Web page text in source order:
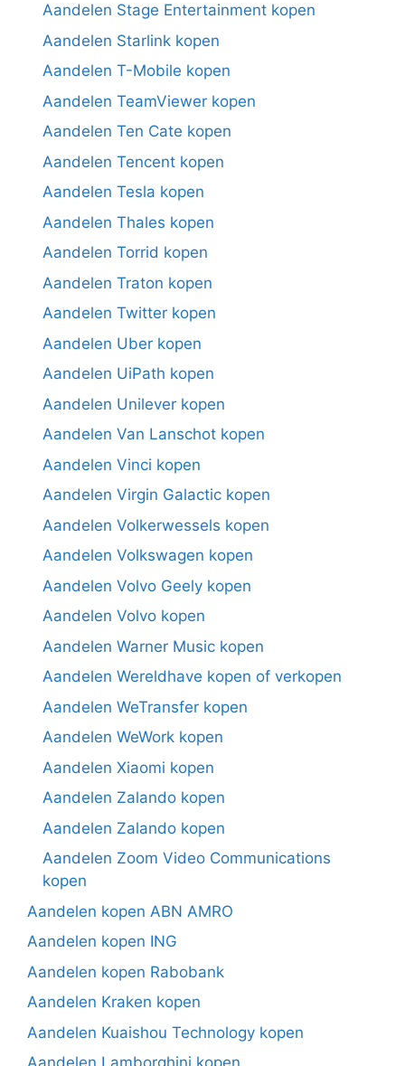
Aandelen Stage Entertainment kopen
Aandelen Starlink kopen
Aandelen T-Mobile kopen
Aandelen TeamViewer kopen
Aandelen Ten Cate kopen
Aandelen Tencent kopen
Aandelen Tesla kopen
Aandelen Thales kopen
Aandelen Torrid kopen
Aandelen Traton kopen
Aandelen Twitter kopen
Aandelen Uber kopen
Aandelen UiPath kopen
Aandelen Unilever kopen
Aandelen Van Lanschot kopen
Aandelen Vinci kopen
Aandelen Virgin Galactic kopen
Aandelen Volkerwessels kopen
Aandelen Volkswagen kopen
Aandelen Volvo Geely kopen
Aandelen Volvo kopen
Aandelen Warner Music kopen
Aandelen Wereldhave kopen of verkopen
Aandelen WeTransfer kopen
Aandelen WeWork kopen
Aandelen Xiaomi kopen
Aandelen Zalando kopen
Aandelen Zalando kopen
Aandelen Zoom Video Communications
kopen
Aandelen kopen ABN AMRO
Aandelen kopen ING
Aandelen kopen Rabobank
Aandelen Kraken kopen
Aandelen Kuaishou Technology kopen